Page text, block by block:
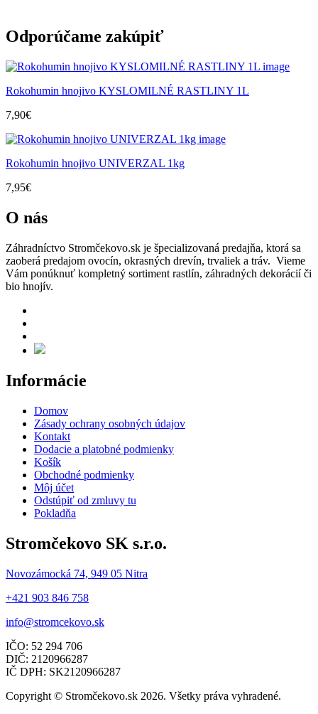
Odporúčame zakúpiť
Rokohumin hnojivo KYSLOMILNÉ RASTLINY 1L
7,90€
Rokohumin hnojivo UNIVERZAL 1kg
7,95€
O nás
Záhradníctvo Stromčekovo.sk je špecializovaná predajňa, ktorá sa
zaoberá predajom ovocín, okrasných drevín, trvaliek a tráv. Vieme
Vám ponúknuť kompletný sortiment rastlín, záhradných dekorácií či
bio hnojív.
Informácie
Domov
Zásady ochrany osobných údajov
Kontakt
Dodacie a platobné podmienky
Košík
Obchodné podmienky
Môj účet
Odstúpiť od zmluvy tu
Pokladňa
Stromčekovo SK s.r.o.
Novozámocká 74, 949 05 Nitra
+421 903 846 758
info@stromcekovo.sk
IČO: 52 294 706
DIČ: 2120966287
IČ DPH: SK2120966287
Copyright © Stromčekovo.sk 2026. Všetky práva vyhradené.